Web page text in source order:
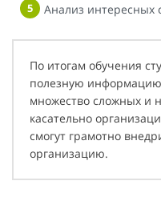
Анализ интересных
По итогам обучения
полезную
множество сложных и
касательно
смогут грамотно
организацию.